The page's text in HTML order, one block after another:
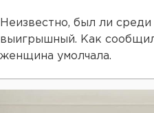
Неизвестно, был ли среди
выигрышный. Как
женщина умолчала.